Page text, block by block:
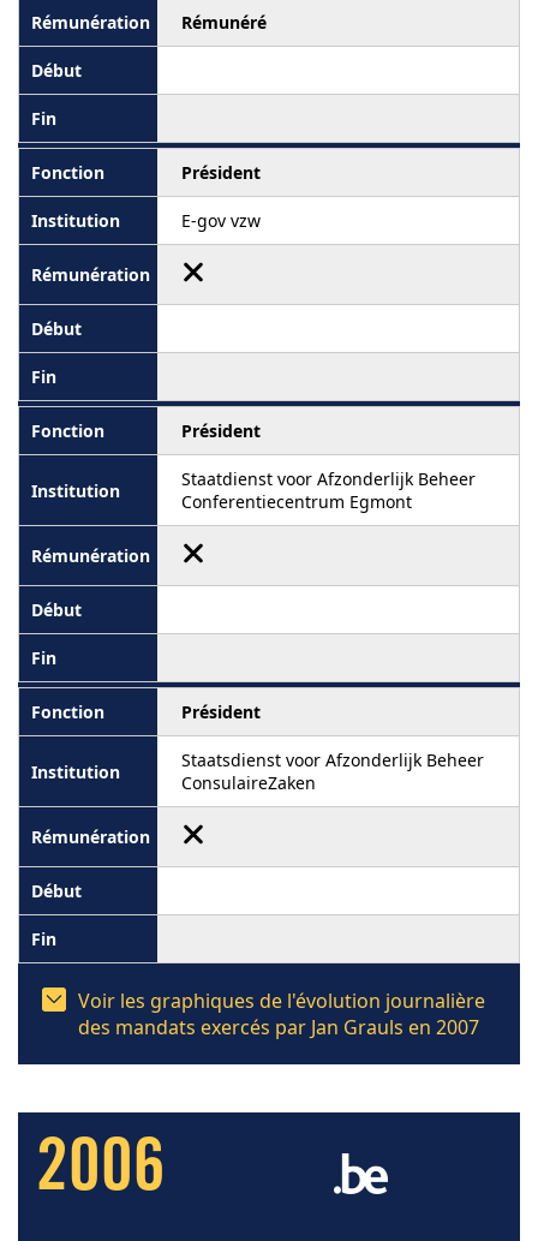
Rémunéré
Président
E-gov vzw
Président
Staatdienst voor Afzonderlijk Beheer
Conferentiecentrum Egmont
Président
Staatsdienst voor Afzonderlijk Beheer
ConsulaireZaken
Voir les graphiques de l'évolution journalière
des mandats exercés par Jan Grauls en 2007
2006